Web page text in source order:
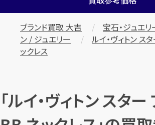
ブランド買取 大吉 宝石・ジュエリ
ン / ジュエリー
ルイ・ヴィトン ス
ックレス
「ルイ・ヴィトン スタ